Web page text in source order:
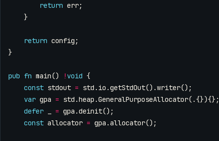
return err;
}
return config ;
}
pub fn main() ! void {
const stdout = std . io .getStdOut().writer();
var gpa = std .heap .GeneralPurposeAllocator(.{}){};
defer
= gpa .deinit();
const allocator = gpa .allocator();